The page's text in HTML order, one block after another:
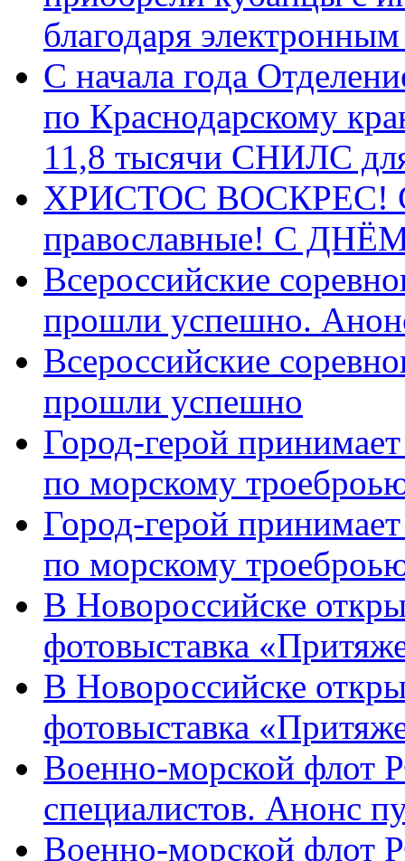
благодаря
С начала года
по Краснодарскому
11,8 тысячи СНИЛС
ХРИСТОС ВОСКРЕС! С
православные! C
Всероссийские
прошли успешно.
Всероссийские
прошли успешно
Город-герой
по морскому
Город-герой
по морскому
В Новороссийске
фотовыставка
В Новороссийске
фотовыставка
Военно-морской флот
специалистов. Анонс
Военно-морской флот